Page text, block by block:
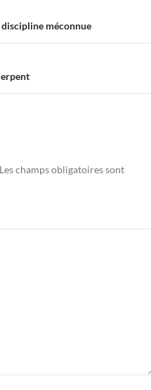
discipline méconnue
Les champs obligatoires sont